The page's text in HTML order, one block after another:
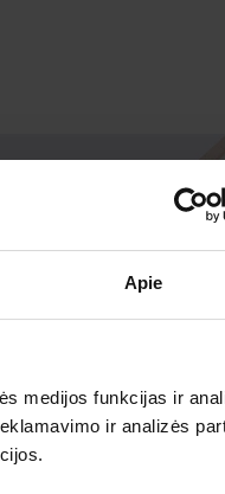
Apie
medijos funkcijas ir
ir analizės